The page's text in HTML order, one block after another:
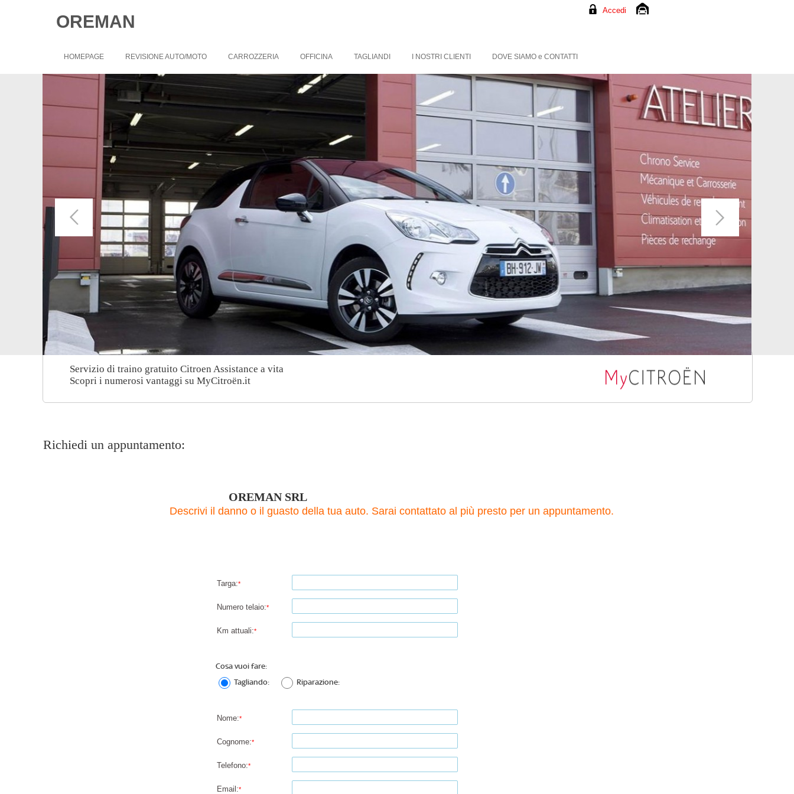
Richiedi un appuntamento:
OREMAN SRL
Richiedi un appuntamento:
OREMAN
Targa:*
Numero telaio:*
Km attuali:*
Cosa vuoi fare:
Tagliando:
Riparazione:
Nome:*
Cognome:*
Telefono:*
Email:*
Descrivi il danno o il guasto della tua auto. Sarai contattato al più presto per un appuntamento.
Servizio di traino gratuito Citroen Assistance a vita
Scopri i numerosi vantaggi su MyCitroën.it
HOMEPAGE REVISIONE AUTO/MOTO CARROZZERIA OFFICINA TAGLIANDI I NOSTRI CLIENTI DOVE SIAMO e CONTATTI
Accedi